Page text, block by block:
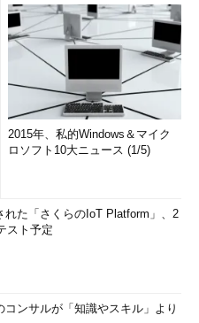
2015年、私的Windows＆マイク
ロソフト10大ニュース (1/5)
れた「さくらのIoT Platform」、2
スト予定
コンサルが「知識やスキル」より